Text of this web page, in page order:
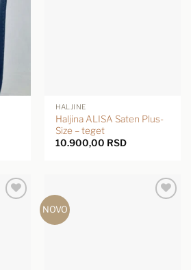
HALJINE
Haljina ALISA Saten Plus-
Size – teget
10.900,00 RSD
NOVO